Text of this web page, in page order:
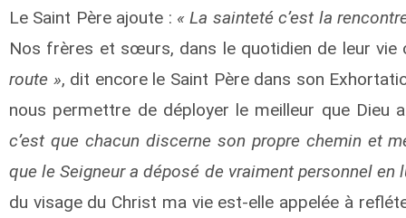
Le Saint Père ajoute : « La sainteté c’est la
Nos frères et sœurs, dans le quotidien de leur vie
route », dit encore le Saint Père dans son
nous permettre de déployer le meilleur que Dieu
c’est que chacun discerne son propre chemin et
que le Seigneur a déposé de vraiment personnel en
du visage du Christ ma vie est-elle appelée à